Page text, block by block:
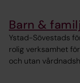
Barn &
Ystad-Sövestads
rolig verksamhet
och utan